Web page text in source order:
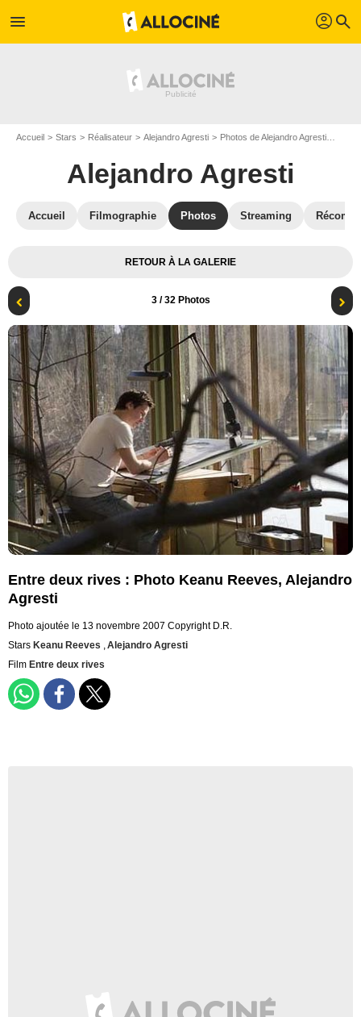
menu profil search
Accueil Stars Réalisateur Alejandro Agresti Photos de Alejandro Agresti
Alejandro Agresti
Accueil Filmographie Photos Streaming
RETOUR À LA GALERIE
3/ 32 Photos
Entre deux rives : Photo Keanu Reeves, Alejandro
Agresti
Photo ajoutée le 13 novembre 2007 Copyright D.R.
Stars Keanu Reeves ,Alejandro Agresti
Film Entre deux rives